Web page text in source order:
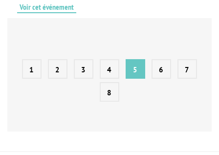
Voir cet événement
1 2 3 4 5 6 7
8